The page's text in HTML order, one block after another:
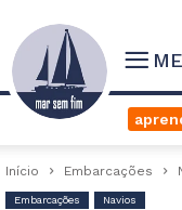
Início Embarcações
Embarcações Navios